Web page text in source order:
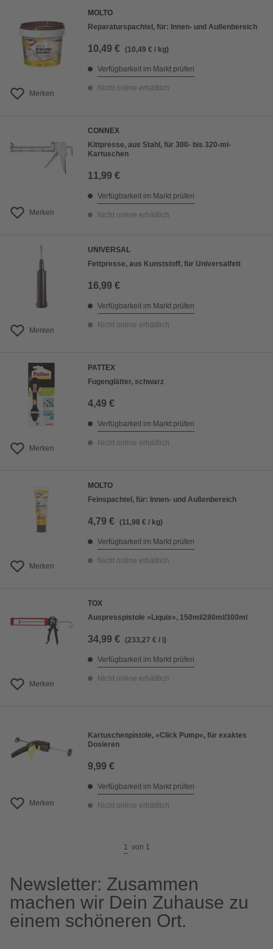
Merken
MOLTO
Reparaturspachtel, für: Innen- und Außenbereich
10,49 € (10,49 € / kg)
Verfügbarkeit im Markt prüfen
Nicht online erhältlich
Merken
CONNEX
Kittpresse, aus Stahl, für 300- bis 320-ml-
Kartuschen
11,99 €
Verfügbarkeit im Markt prüfen
Nicht online erhältlich
Merken
UNIVERSAL
Fettpresse, aus Kunststoff, für Universalfett
16,99 €
Verfügbarkeit im Markt prüfen
Nicht online erhältlich
Merken
PATTEX
Fugenglätter, schwarz
4,49 €
Verfügbarkeit im Markt prüfen
Nicht online erhältlich
Merken
MOLTO
Feinspachtel, für: Innen- und Außenbereich
4,79 € (11,98 € / kg)
Verfügbarkeit im Markt prüfen
Nicht online erhältlich
Merken
TOX
Auspresspistole »Liquix«, 150ml/280ml/300ml
34,99 € (233,27 € / l)
Verfügbarkeit im Markt prüfen
Nicht online erhältlich
Merken
Kartuschenpistole, »Click Pump«, für exaktes
Dosieren
9,99 €
Verfügbarkeit im Markt prüfen
Nicht online erhältlich
1 von 1
Newsletter: Zusammen
machen wir Dein Zuhause zu
einem schöneren Ort.